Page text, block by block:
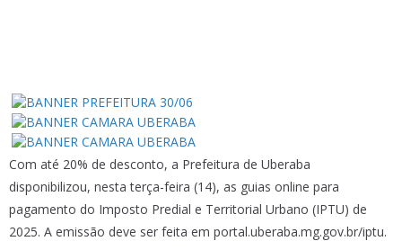
Com até 20% de desconto, a Prefeitura de Uberaba
disponibilizou, nesta terça-feira (14), as guias online para
pagamento do Imposto Predial e Territorial Urbano (IPTU) de
2025. A emissão deve ser feita em portal.uberaba.mg.gov.br/iptu.